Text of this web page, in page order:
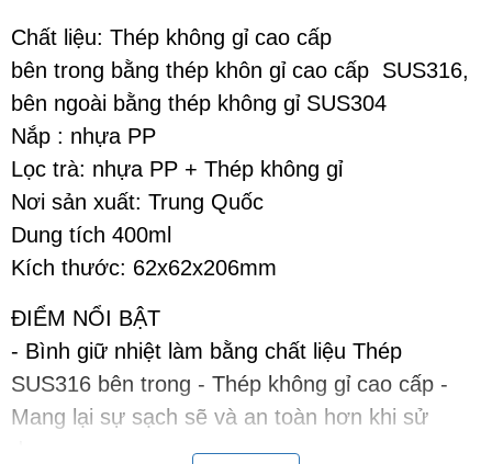
Chất liệu: Thép không gỉ cao cấp
bên trong bằng thép khôn gỉ cao cấp SUS316,
bên ngoài bằng thép không gỉ SUS304
Nắp : nhựa PP
Lọc trà: nhựa PP + Thép không gỉ
Nơi sản xuất: Trung Quốc
Dung tích 400ml
Kích thước: 62x62x206mm
ĐIỂM NỔI BẬT
- Bình giữ nhiệt làm bằng chất liệu Thép
SUS316 bên trong - Thép không gỉ cao cấp -
Mang lại sự sạch sẽ và an toàn hơn khi sử